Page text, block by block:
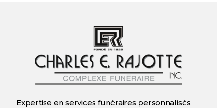
Expertise en services funéraires personnalisés